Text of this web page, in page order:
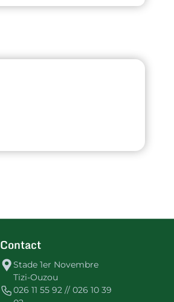
Contact
Stade 1er Novembre
Tizi-Ouzou
026 11 55 92 // 026 10 39